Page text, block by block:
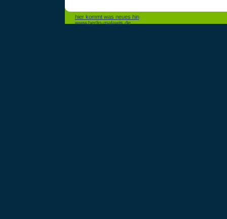
hier kommt was neues hin
www.berlin-malawis.de